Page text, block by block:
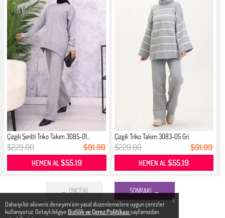
X
Daha iyi bir alisveris deneyimi icin yasal düzenlemelere uygun çerezler
kullanıyoruz. Detaylı bilgiye Gizlilik ve Çerez Politikası sayfamızdan
Çizgili Şeritli Triko Takım 3085-01...
$229.00 $91.99
HEMEN AL$55.19
Çizgili Triko Takım 3083-05 Gri
$229.00 $91.99
HEMEN AL$55.19
← ÖNCEKI SONRAKI →